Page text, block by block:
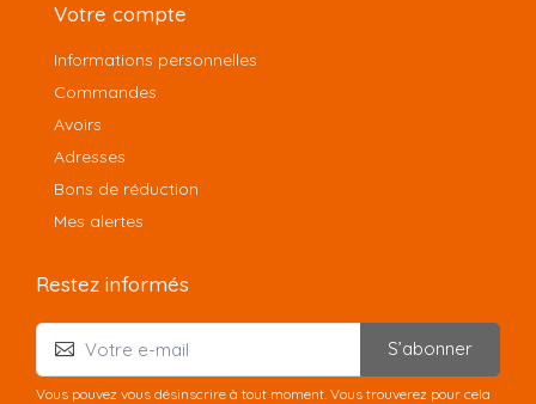
Votre compte
Informations personnelles
Commandes
Avoirs
Adresses
Bons de réduction
Mes alertes
Restez informés
S’abonner
Vous pouvez vous désinscrire à tout moment. Vous trouverez pour cela